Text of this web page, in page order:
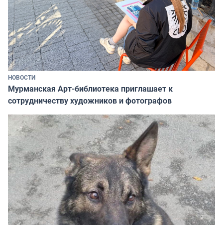
НОВОСТИ
Мурманская Арт-библиотека приглашает к
сотрудничеству художников и фотографов